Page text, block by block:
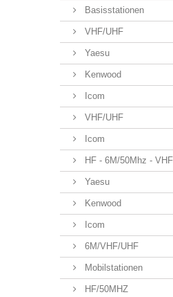
Basisstationen
VHF/UHF
Yaesu
Kenwood
Icom
VHF/UHF
Icom
HF - 6M/50Mhz -
Yaesu
Kenwood
Icom
6M/VHF/UHF
Mobilstationen
HF/50MHZ